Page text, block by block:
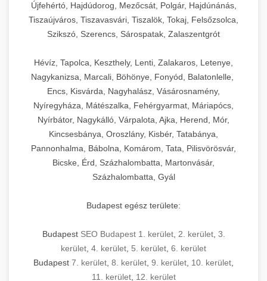
Újfehértó, Hajdúdorog, Mezőcsát, Polgár, Hajdúnánás,
Tiszaújváros, Tiszavasvári, Tiszalök, Tokaj, Felsőzsolca,
Szikszó, Szerencs, Sárospatak, Zalaszentgrót
Hévíz, Tapolca, Keszthely, Lenti, Zalakaros, Letenye,
Nagykanizsa, Marcali, Böhönye, Fonyód, Balatonlelle,
Encs, Kisvárda, Nagyhalász, Vásárosnamény,
Nyíregyháza, Mátészalka, Fehérgyarmat, Máriapócs,
Nyírbátor, Nagykálló, Várpalota, Ajka, Herend, Mór,
Kincsesbánya, Oroszlány, Kisbér, Tatabánya,
Pannonhalma, Bábolna, Komárom, Tata, Pilisvörösvár,
Bicske, Érd, Százhalombatta, Martonvásár,
Százhalombatta, Gyál
Budapest egész területe:
Budapest SEO Budapest 1. kerület, 2. kerület, 3.
kerület, 4. kerület, 5. kerület, 6. kerület
Budapest 7. kerület, 8. kerület, 9. kerület, 10. kerület,
11. kerület, 12. kerület